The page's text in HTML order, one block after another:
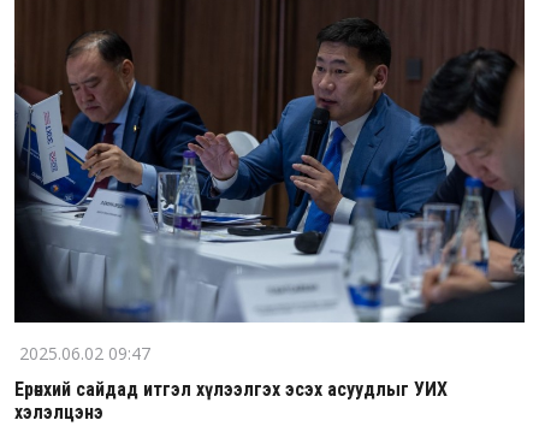
2025.06.02 09:47
Ерөнхий сайдад итгэл хүлээлгэх эсэх асуудлыг УИХ
хэлэлцэнэ